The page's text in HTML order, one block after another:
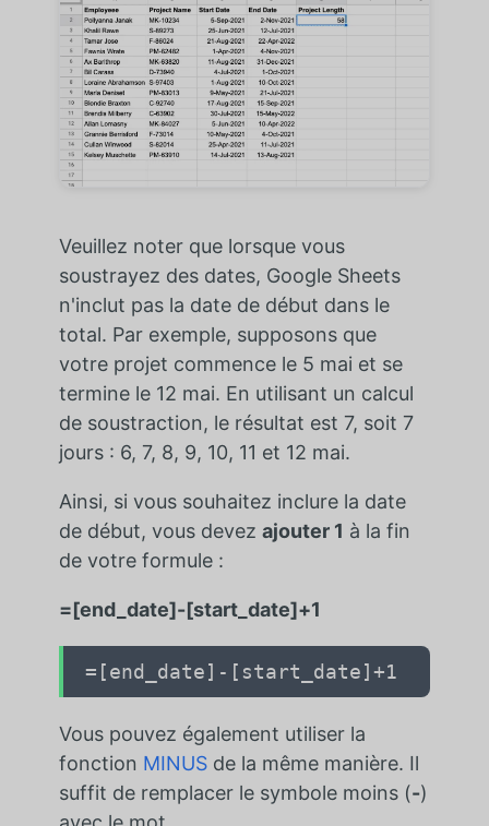
Veuillez noter que lorsque vous
soustrayez des dates, Google Sheets
n'inclut pas la date de début dans le
total. Par exemple, supposons que
votre projet commence le 5 mai et se
termine le 12 mai. En utilisant un calcul
de soustraction, le résultat est 7, soit 7
jours : 6, 7, 8, 9, 10, 11 et 12 mai.
Ainsi, si vous souhaitez inclure la date
de début, vous devez ajouter 1 à la fin
de votre formule :
=[end_date]-[start_date]+1
=[end_date]-[start_date]+1
Vous pouvez également utiliser la
fonction MINUSde la même manière. Il
suffit de remplacer le symbole moins (-)